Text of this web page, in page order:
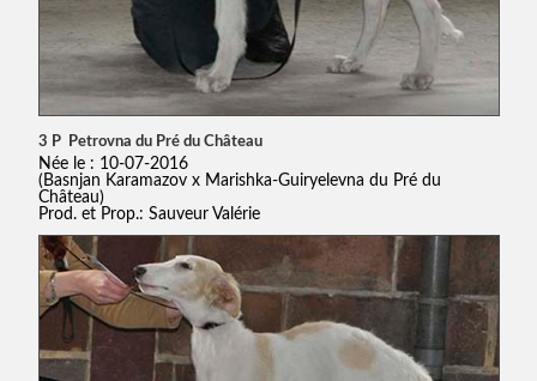
3 P Petrovna du Pré du Château
Née le : 10-07-2016
(Basnjan Karamazov x Marishka-Guiryelevna du Pré du
Château)
Prod. et Prop.: Sauveur Valérie